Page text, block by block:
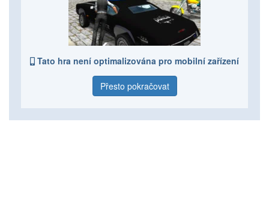
Tato hra není optimalizována pro mobilní zařízení
Přesto pokračovat